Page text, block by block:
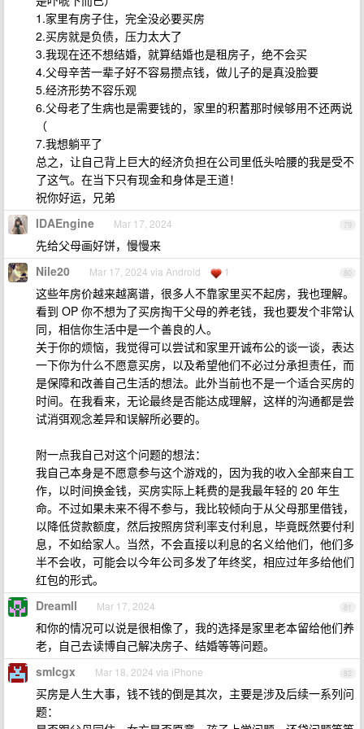
1.家里有房子住，完全没必要买房
2.买房就是负债，压力太大了
3.我现在还不想结婚，就算结婚也是租房子，绝不会买
4.父母辛苦一辈子好不容易攒点钱，做儿子的是真没脸要
5.经济形势不容乐观
6.父母老了生病也是需要钱的，家里的积蓄那时候够用不还两说
（
7.我想躺平了
总之，让自己背上巨大的经济负担在公司里低头哈腰的我是受不
了这气。在当下只有现金和身体是王道！
祝你好运，兄弟
79
IDAEngine Mar 17, 2024
先给父母画好饼，慢慢来
80
Nile20 Mar 17, 2024 via Android 1
这些年房价越来越离谱，很多人不靠家里买不起房，我也理解。
看到 OP 你不想为了买房掏干父母的养老钱，我也要发个非常认
同，相信你生活中是一个善良的人。
关于你的烦恼，我觉得可以尝试和家里开诚布公的谈一谈，表达
一下你为什么不愿意买房，以及希望他们不必过分承担责任，而
是保障和改善自己生活的想法。此外当前也不是一个适合买房的
时间。在我看来，无论最终是否能达成理解，这样的沟通都是尝
试消弭观念差异和误解所必要的。
附一点我自己对这个问题的想法：
我自己本身是不愿意参与这个游戏的，因为我的收入全部来自工
作，以时间换金钱，买房实际上耗费的是我最年轻的 20 年生
命。不过如果未来不得不参与，我比较倾向于从父母那里借钱，
以降低贷款额度，然后按照房贷利率支付利息，毕竟既然要付利
息，不如给家人。当然，不会直接以利息的名义给他们，他们多
半不会收，可能会以今年公司多发了年终奖，相应过年多给他们
红包的形式。
81
Dreamll Mar 17, 2024
和你的情况可以说是很相像了，我的选择是家里老本留给他们养
老，自己去读博自己解决房子、结婚等等问题。
82
smlcgx Mar 18, 2024 via iPhone
买房是人生大事，钱不钱的倒是其次，主要是涉及后续一系列问
题：